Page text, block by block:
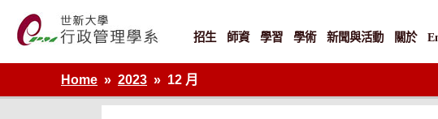
content
世新大學行政管理學系網站
招生 師資 學習 學術 新聞與活動 關於
Home 2023 12 月